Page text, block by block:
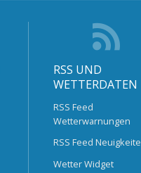
RSS UND
WETTERDATEN
RSS Feed
Wetterwarnungen
RSS Feed
Wetter Widget